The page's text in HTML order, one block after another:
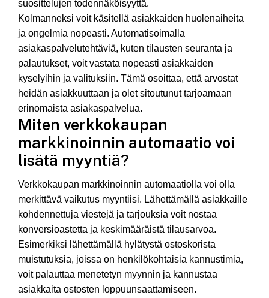
suosittelujen todennäköisyyttä.
Kolmanneksi voit käsitellä asiakkaiden huolenaiheita
ja ongelmia nopeasti. Automatisoimalla
asiakaspalvelutehtäviä, kuten tilausten seuranta ja
palautukset, voit vastata nopeasti asiakkaiden
kyselyihin ja valituksiin. Tämä osoittaa, että arvostat
heidän asiakkuuttaan ja olet sitoutunut tarjoamaan
erinomaista asiakaspalvelua.
Miten verkkokaupan
markkinoinnin automaatio voi
lisätä myyntiä?
Verkkokaupan markkinoinnin automaatiolla voi olla
merkittävä vaikutus myyntiisi. Lähettämällä asiakkaille
kohdennettuja viestejä ja tarjouksia voit nostaa
konversioastetta ja keskimääräistä tilausarvoa.
Esimerkiksi lähettämällä hylätystä ostoskorista
muistutuksia, joissa on henkilökohtaisia kannustimia,
voit palauttaa menetetyn myynnin ja kannustaa
asiakkaita ostosten loppuunsaattamiseen.